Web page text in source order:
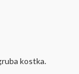
kostka.